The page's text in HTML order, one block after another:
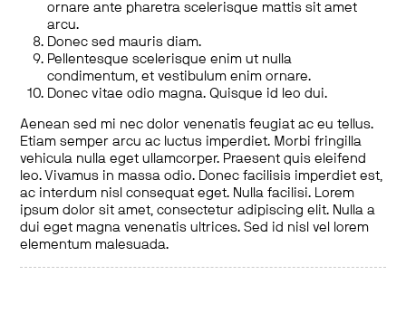
ornare ante pharetra scelerisque mattis sit amet
arcu.
Donec sed mauris diam.
Pellentesque scelerisque enim ut nulla
condimentum, et vestibulum enim ornare.
Donec vitae odio magna. Quisque id leo dui.
Aenean sed mi nec dolor venenatis feugiat ac eu tellus.
Etiam semper arcu ac luctus imperdiet. Morbi fringilla
vehicula nulla eget ullamcorper. Praesent quis eleifend
leo. Vivamus in massa odio. Donec facilisis imperdiet est,
ac interdum nisl consequat eget. Nulla facilisi. Lorem
ipsum dolor sit amet, consectetur adipiscing elit. Nulla a
dui eget magna venenatis ultrices. Sed id nisl vel lorem
elementum malesuada.